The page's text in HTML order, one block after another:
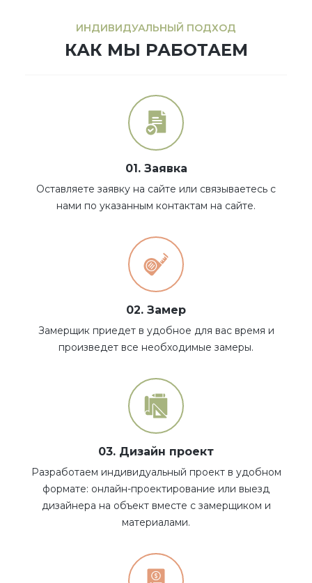
ИНДИВИДУАЛЬНЫЙ ПОДХОД
КАК МЫ РАБОТАЕМ
01. Заявка
Оставляете заявку на сайте или связываетесь с
нами по указанным контактам на сайте.
02. Замер
Замерщик приедет в удобное для вас время и
произведет все необходимые замеры.
03. Дизайн проект
Разработаем индивидуальный проект в удобном
формате: онлайн-проектирование или выезд
дизайнера на объект вместе с замерщиком и
материалами.